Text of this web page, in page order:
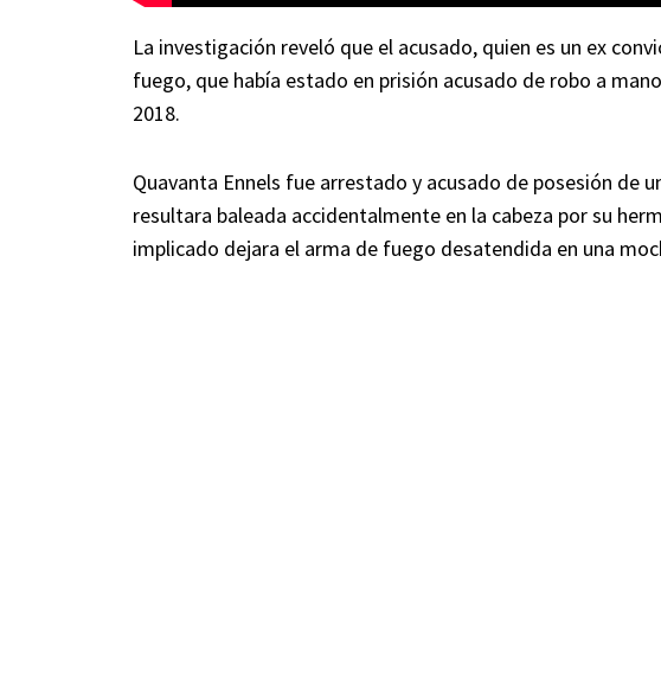
La investigación reveló que el acusado, quien es un ex
fuego, que había estado en prisión acusado de robo a
2018.
Quavanta Ennels fue arrestado y acusado de posesión de
resultara baleada accidentalmente en la cabeza por su
implicado dejara el arma de fuego desatendida en una